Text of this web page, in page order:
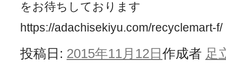
をお待ちしております
https://adachisekiyu.com/recyclemart-f/
投稿日: 2015年11月12日 作成者 足